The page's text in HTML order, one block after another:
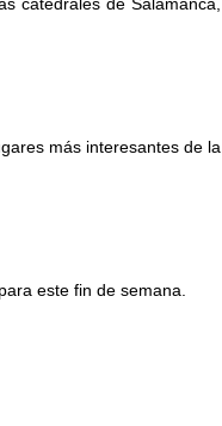
más interesantes de la
este fin de semana.